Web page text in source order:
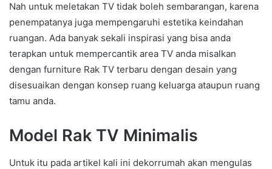
Nah untuk meletakan TV tidak boleh sembarangan, karena
penempatanya juga mempengaruhi estetika keindahan
ruangan. Ada banyak sekali inspirasi yang bisa anda
terapkan untuk mempercantik area TV anda misalkan
dengan furniture Rak TV terbaru dengan desain yang
disesuaikan dengan konsep ruang keluarga ataupun ruang
tamu anda.
Model Rak TV Minimalis
Untuk itu pada artikel kali ini dekorrumah akan mengulas